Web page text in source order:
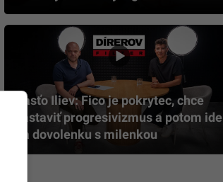
Rasťo Iliev: Fico je pokrytec, chce
zastaviť progresivizmus a potom ide
na dovolenku s milenkou